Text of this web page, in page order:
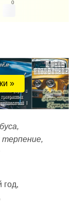
0
»
год,